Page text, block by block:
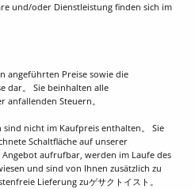
und/oder Dienstleistung finden sich im
angeführten Preise sowie die
dar。 Sie beinhalten alle
anfallenden Steuern。
nicht im Kaufpreis enthalten。 Sie
Schaltfläche auf unserer
aufrufbar, werden im Laufe des
und sind von Ihnen zusätzlich zu
Lieferung zuゲサクトイスト。